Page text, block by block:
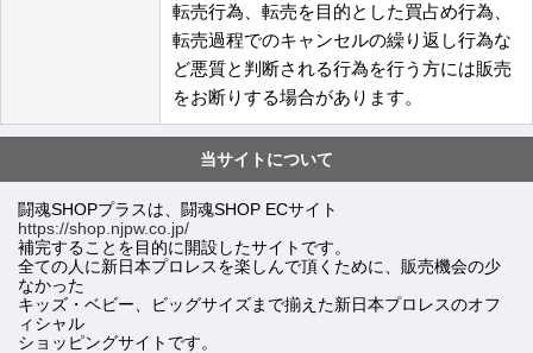
転売行為、転売を目的とした買占め行為、
転売過程でのキャンセルの繰り返し行為な
ど悪質と判断される行為を行う方には販売
をお断りする場合があります。
当サイトについて
闘魂SHOPプラスは、闘魂SHOP ECサイト
https://shop.njpw.co.jp/
補完することを目的に開設したサイトです。
全ての人に新日本プロレスを楽しんで頂くために、販売機会の少
なかった
キッズ・ベビー、ビッグサイズまで揃えた新日本プロレスのオフ
ィシャル
ショッピングサイトです。